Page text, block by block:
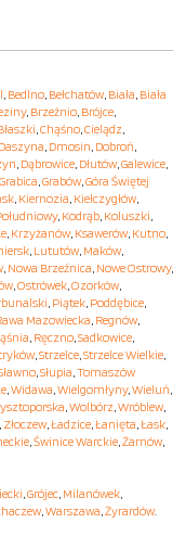
, Bedlno, Bełchatów, Biała, Biała
, Brzeźnio, Brójce,
,Chąśno,Cielądz,
Daszyna, Dmosin, Dobroń,
, Dąbrowice, Dłutów,Galewice,
Grabica,Grabów,Góra Świętej
, Kiernozia, Kiełczygłów,
, Kodrąb, Koluszki,
, Krzyżanów, Ksawerów, Kutno,
, Lututów, Maków,
, Nowa Brzeźnica, Nowe Ostrowy,
,Ostrówek,Ozorków,
, Piątek, Poddębice,
Mazowiecka, Regnów,
, Ręczno,Sadkowice,
,Strzelce,Strzelce Wielkie,
,Słupia,Tomaszów
,Widawa,Wielgomłyny,Wieluń,
,Wolbórz,Wróblew,
, Złoczew,Ładzice,Łanięta,Łask,
,Świnice Warckie,Żarnów,
,Grójec, Milanówek,
,Warszawa,Żyrardów.